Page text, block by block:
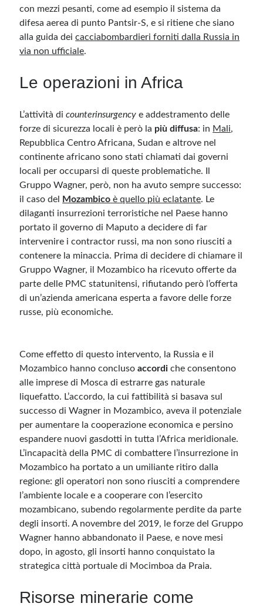
con mezzi pesanti, come ad esempio il sistema da
difesa aerea di punto Pantsir-S, e si ritiene che siano
alla guida dei cacciabombardieri forniti dalla Russia in
via non ufficiale.
Le operazioni in Africa
L’attività di counterinsurgency e addestramento delle
forze di sicurezza locali è però la più diffusa: in Mali,
Repubblica Centro Africana, Sudan e altrove nel
continente africano sono stati chiamati dai governi
locali per occuparsi di queste problematiche. Il
Gruppo Wagner, però, non ha avuto sempre successo:
il caso del
Mozambico è quello più eclatante. Le
dilaganti insurrezioni terroristiche nel Paese hanno
portato il governo di Maputo a decidere di far
intervenire i contractor russi, ma non sono riusciti a
contenere la minaccia. Prima di decidere di chiamare il
Gruppo Wagner, il Mozambico ha ricevuto offerte da
parte delle PMC statunitensi, rifiutando però l’offerta
di un’azienda americana esperta a favore delle forze
russe, più economiche.
Come effetto di questo intervento, la Russia e il
Mozambico hanno concluso accordi che consentono
alle imprese di Mosca di estrarre gas naturale
liquefatto. L’accordo, la cui fattibilità si basava sul
successo di Wagner in Mozambico, aveva il potenziale
per aumentare la cooperazione economica e persino
espandere nuovi gasdotti in tutta l’Africa meridionale.
L’incapacità della PMC di combattere l’insurrezione in
Mozambico ha portato a un umiliante ritiro dalla
regione: gli operatori non sono riusciti a comprendere
l’ambiente locale e a cooperare con l’esercito
mozambicano, subendo regolarmente perdite da parte
degli insorti. A novembre del 2019, le forze del Gruppo
Wagner hanno abbandonato il Paese, e nove mesi
dopo, in agosto, gli insorti hanno conquistato la
strategica città portuale di Mocimboa da Praia.
Risorse minerarie come